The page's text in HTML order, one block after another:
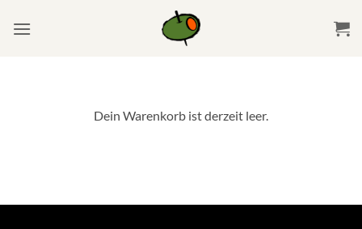
Inhalt
Dein Warenkorb ist derzeit leer.